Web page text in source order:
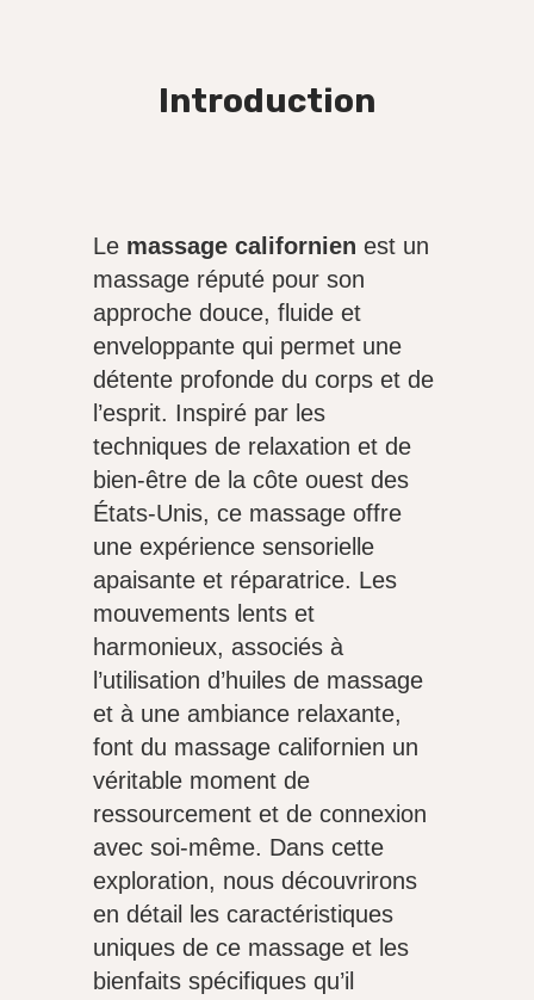
Introduction
Le massage californien est un
massage réputé pour son
approche douce, fluide et
enveloppante qui permet une
détente profonde du corps et de
l’esprit. Inspiré par les
techniques de relaxation et de
bien-être de la côte ouest des
États-Unis, ce massage offre
une expérience sensorielle
apaisante et réparatrice. Les
mouvements lents et
harmonieux, associés à
l’utilisation d’huiles de massage
et à une ambiance relaxante,
font du massage californien un
véritable moment de
ressourcement et de connexion
avec soi-même. Dans cette
exploration, nous découvrirons
en détail les caractéristiques
uniques de ce massage et les
bienfaits spécifiques qu’il